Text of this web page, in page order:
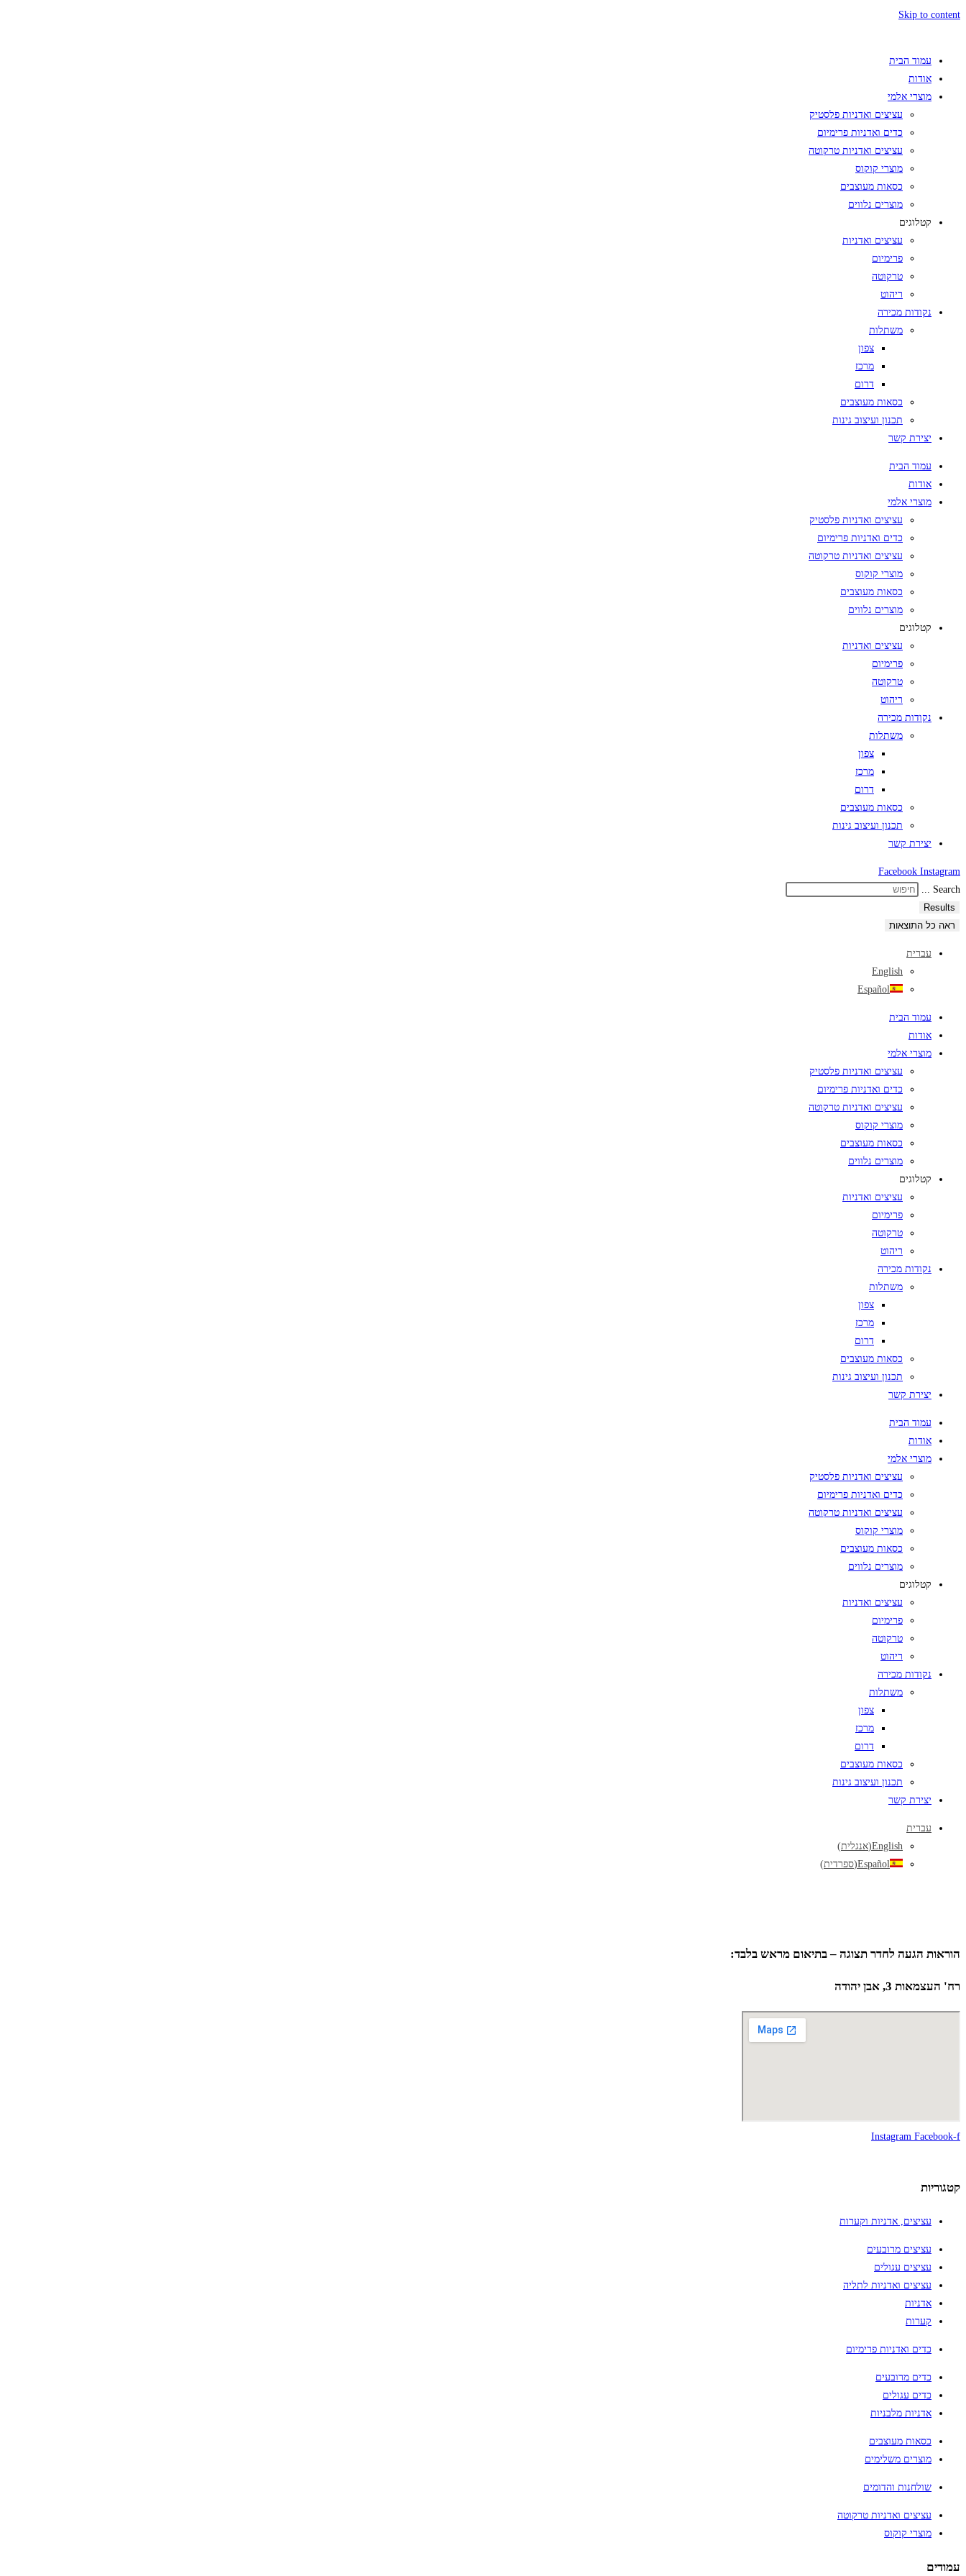
Skip to content
עמוד הבית
אודות
מוצרי אלמי
עציצים ואדניות פלסטיק
כדים ואדניות פרימיום
עציצים ואדניות טרקוטה
מוצרי קוקוס
כסאות מעוצבים
מוצרים נלווים
קטלוגים
עציצים ואדניות
פרימיום
טרקוטה
ריהוט
נקודות מכירה
משתלות
צפון
מרכז
דרום
כסאות מעוצבים
תכנון ועיצוב גינות
יצירת קשר
עמוד הבית
אודות
מוצרי אלמי
עציצים ואדניות פלסטיק
כדים ואדניות פרימיום
עציצים ואדניות טרקוטה
מוצרי קוקוס
כסאות מעוצבים
מוצרים נלווים
קטלוגים
עציצים ואדניות
פרימיום
טרקוטה
ריהוט
נקודות מכירה
משתלות
צפון
מרכז
דרום
כסאות מעוצבים
תכנון ועיצוב גינות
יצירת קשר
Facebook Instagram
Search ...
Results
ראה כל התוצאות
עברית
English
Español
עמוד הבית
אודות
מוצרי אלמי
עציצים ואדניות פלסטיק
כדים ואדניות פרימיום
עציצים ואדניות טרקוטה
מוצרי קוקוס
כסאות מעוצבים
מוצרים נלווים
קטלוגים
עציצים ואדניות
פרימיום
טרקוטה
ריהוט
נקודות מכירה
משתלות
צפון
מרכז
דרום
כסאות מעוצבים
תכנון ועיצוב גינות
יצירת קשר
עמוד הבית
אודות
מוצרי אלמי
עציצים ואדניות פלסטיק
כדים ואדניות פרימיום
עציצים ואדניות טרקוטה
מוצרי קוקוס
כסאות מעוצבים
מוצרים נלווים
קטלוגים
עציצים ואדניות
פרימיום
טרקוטה
ריהוט
נקודות מכירה
משתלות
צפון
מרכז
דרום
כסאות מעוצבים
תכנון ועיצוב גינות
יצירת קשר
עברית
English
(אנגלית)
Español
(ספרדית)
הוראות הגעה לחדר תצוגה – בתיאום מראש בלבד:
רח' העצמאות 3, אבן יהודה
Instagram Facebook-f
קטגוריות
עציצים, אדניות וקערות
עציצים מרובעים
עציצים עגולים
עציצים ואדניות לתליה
אדניות
קערות
כדים ואדניות פרימיום
כדים מרובעים
כדים עגולים
אדניות מלבניות
כסאות מעוצבים
מוצרים משלימים
שולחנות והדומים
עציצים ואדניות טרקוטה
מוצרי קוקוס
עמודים